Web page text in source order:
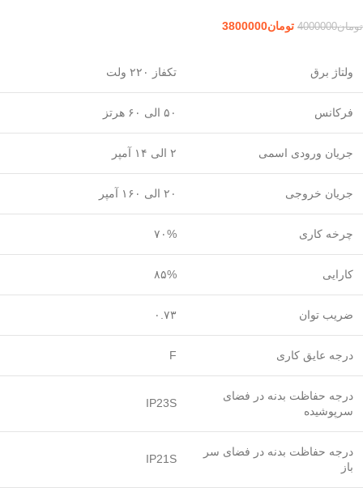
تومان4000000 تومان3800000
ولتاژ برق تکفاز ۲۲۰ ولت
فرکانس ۵۰ الی ۶۰ هرتز
جریان ورودی اسمی ۲ الی ۱۴ آمپر
جریان خروجی ۲۰ الی ۱۶۰ آمپر
چرخه کاری ۷۰%
کارایی ۸۵%
ضریب توان ۰.۷۳
درجه عایق کاری F
درجه حفاظت بدنه در فضای
سرپوشیده
IP23S
درجه حفاظت بدنه در فضای سر
باز
IP21S